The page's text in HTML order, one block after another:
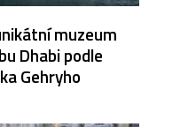
muzeum
Dhabi podle
Gehryho